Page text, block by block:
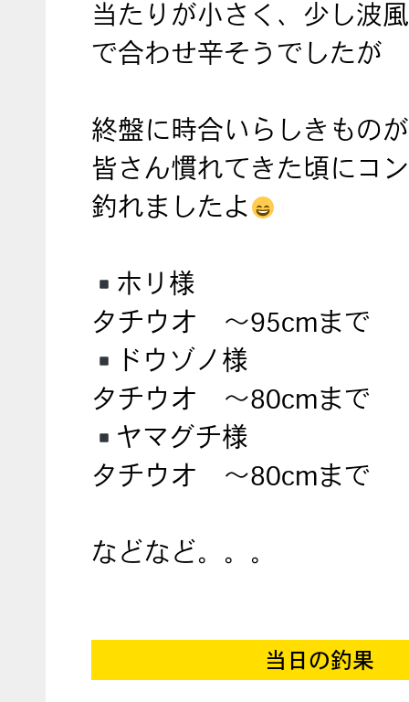
当たりが小さく、少し波
で合わせ辛そうでしたが
終盤に時合いらしきもの
皆さん慣れてきた頃にコ
釣れましたよ
ホリ様
タチウオ 〜95cmま
ドウゾノ様
タチウオ 〜80cmま
ヤマグチ様
タチウオ 〜80cmま
などなど。。。
当日の釣果